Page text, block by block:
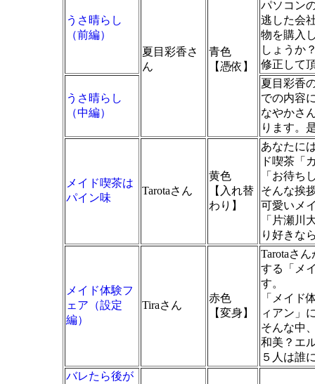
うさ晴らし
（前編）
夏目彩香さ
ん
青色
【憑依】
パソコン
逃した会
物を購入
しょうか
修正して
うさ晴らし
（中編）
夏目彩香
での内容
なやかさ
ります。
メイド喫茶は
パイン味
Tarotaさん
黄色
【入れ替
わり】
あなたに
ド喫茶「
「お待ち
そんな挨
可愛いメ
「片瀬川
り好きな
メイド体験フ
ェア（設定
編）
Tiraさん
赤色
【変身】
Tarotaさ
する「メ
す。
「メイド
ィアン」
そんな中
和美？エ
５人は誰
バレたら後が